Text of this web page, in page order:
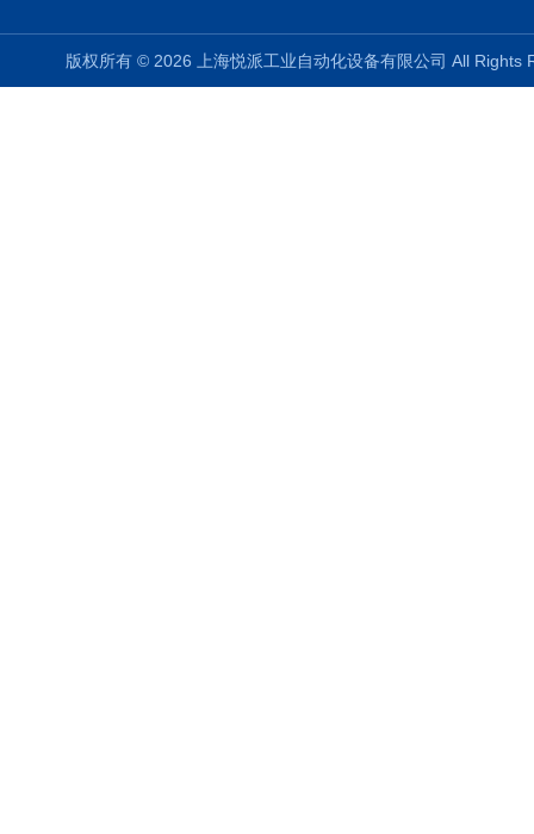
版权所有 © 2026 上海悦派工业自动化设备有限公司 All